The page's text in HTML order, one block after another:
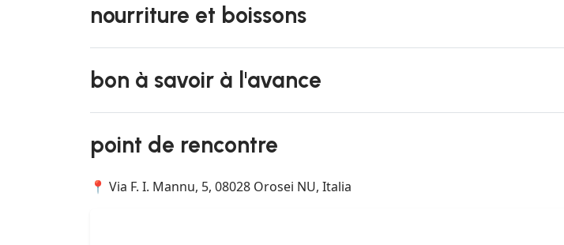
nourriture et boissons
bon à savoir à l'avance
point de rencontre
📍 Via F. I. Mannu, 5, 08028 Orosei NU, Italia